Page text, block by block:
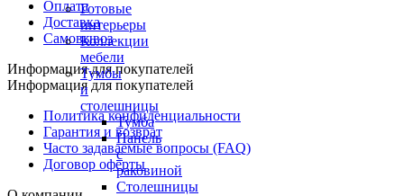
Готовые
интерьеры
Коллекции
мебели
Тумбы
и
столешницы
Тумба
Панель
с
раковиной
Столешницы
Оплата
Доставка
Самовывоз
Информация для покупателей
Информация для покупателей
Политика конфиденциальности
Гарантия и возврат
Часто задаваемые вопросы (FAQ)
Договор оферты